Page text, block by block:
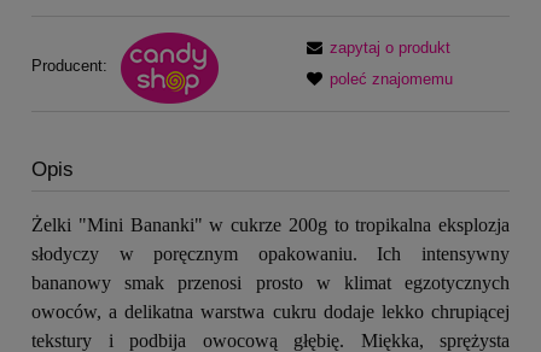
Producent:
zapytaj o produkt
poleć znajomemu
Opis
Żelki "Mini Bananki" w cukrze 200g to tropikalna eksplozja
słodyczy w poręcznym opakowaniu. Ich intensywny
bananowy smak przenosi prosto w klimat egzotycznych
owoców, a delikatna warstwa cukru dodaje lekko chrupiącej
tekstury i podbija owocową głębię. Miękka, sprężysta